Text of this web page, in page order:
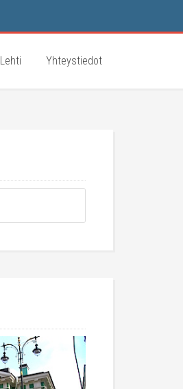
Lehti Yhteystiedot